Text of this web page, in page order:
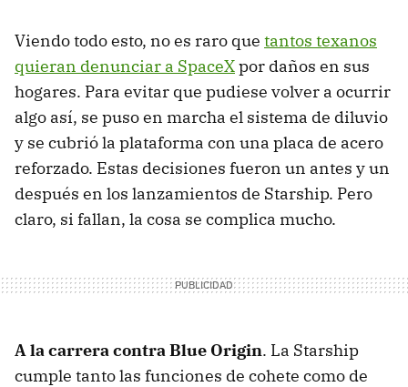
Viendo todo esto, no es raro que tantos texanos
quieran denunciar a SpaceXpor daños en sus
hogares. Para evitar que pudiese volver a ocurrir
algo así, se puso en marcha el sistema de diluvio
y se cubrió la plataforma con una placa de acero
reforzado. Estas decisiones fueron un antes y un
después en los lanzamientos de Starship. Pero
claro, si fallan, la cosa se complica mucho.
A la carrera contra Blue Origin. La Starship
cumple tanto las funciones de cohete como de